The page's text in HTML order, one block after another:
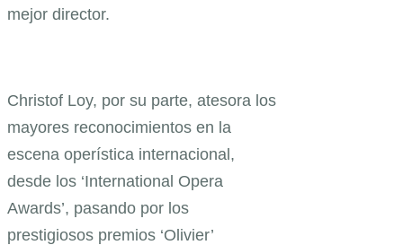
mejor director.
Christof Loy, por su parte, atesora los
mayores reconocimientos en la
escena operística internacional,
desde los ‘International Opera
Awards’, pasando por los
prestigiosos premios ‘Olivier’